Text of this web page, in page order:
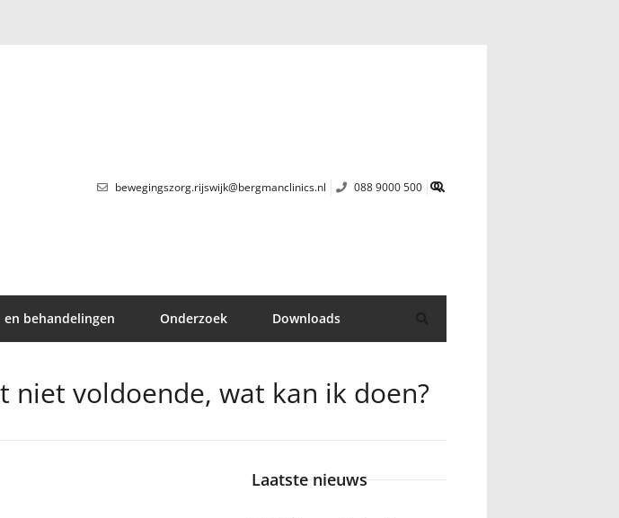
bewegingszorg.rijswijk@bergmanclinics.nl 088 9000 500
behandelingen Onderzoek Downloads
voldoende, wat kan ik doen?
Laatste nieuws